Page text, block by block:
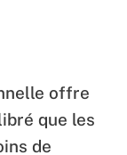
offre
que les
de